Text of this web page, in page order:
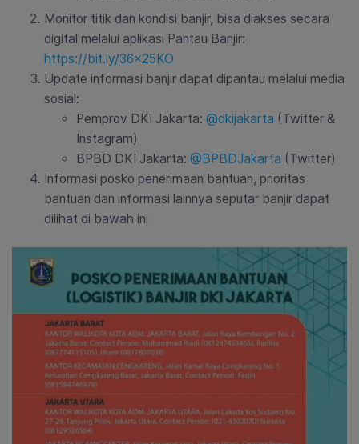
Monitor titik dan kondisi banjir, bisa diakses secara
digital melalui aplikasi Pantau Banjir:
https://bit.ly/36x25KO
Update informasi banjir dapat dipantau melalui media
sosial:
Pemprov DKI Jakarta: @dkijakarta (Twitter &
Instagram)
BPBD DKI Jakarta: @BPBDJakarta (Twitter)
Informasi posko penerimaan bantuan, prioritas
bantuan dan informasi lainnya seputar banjir dapat
dilihat di bawah ini